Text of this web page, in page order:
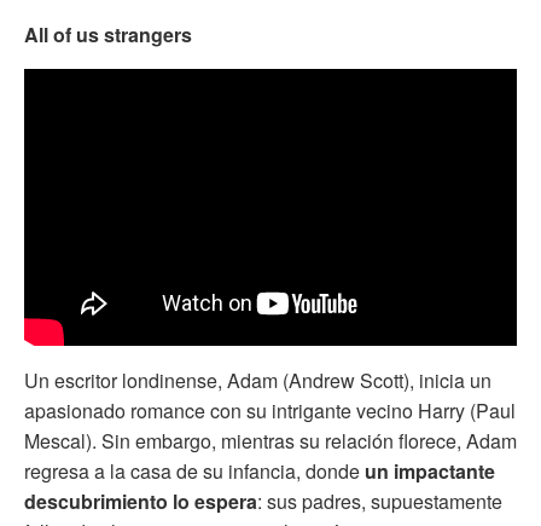
All of us strangers
Un escritor londinense, Adam (Andrew Scott), inicia un
apasionado romance con su intrigante vecino Harry (Paul
Mescal). Sin embargo, mientras su relación florece, Adam
regresa a la casa de su infancia, donde un impactante
descubrimiento lo espera: sus padres, supuestamente